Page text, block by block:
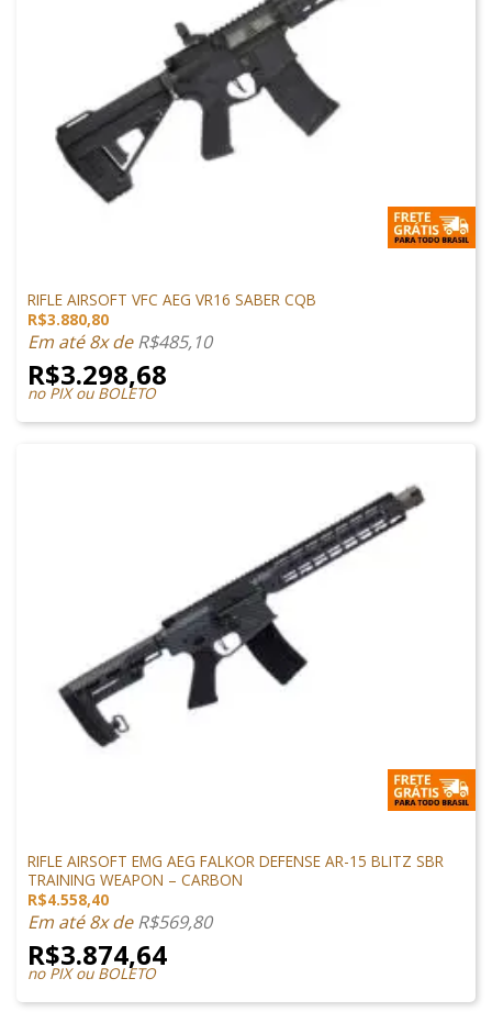
RIFLE AIRSOFT VFC AEG VR16 SABER CQB
R$3.880,80
Em até 8x deR$485,10
R$3.298,68
no PIX ou BOLETO
RIFLE AIRSOFT EMG AEG FALKOR DEFENSE AR-15 BLITZ SBR
TRAINING WEAPON – CARBON
R$4.558,40
Em até 8x deR$569,80
R$3.874,64
no PIX ou BOLETO